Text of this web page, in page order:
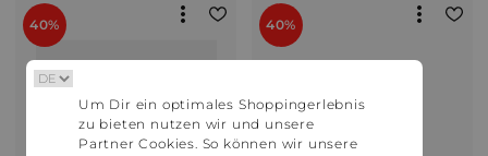
40% 40%
Um Dir ein optimales Shoppingerlebnis
zu bieten nutzen wir und unsere
Partner Cookies. So können wir unsere